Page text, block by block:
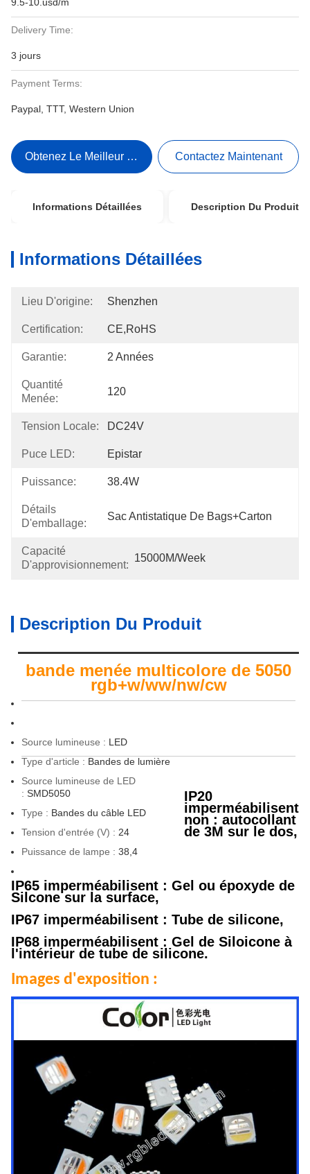
Delivery Time:
3 jours
Payment Terms:
Paypal, TTT, Western Union
Obtenez Le Meilleur Prix Contactez Maintenant
Informations Détaillées Description Du Produit
Informations Détaillées
Lieu D'origine: Shenzhen
Certification: CE,RoHS
Garantie: 2 Années
Quantité
Menée:
120
Tension Locale: DC24V
Puce LED: Epistar
Puissance: 38.4W
Détails
D'emballage:
Sac Antistatique De Bags+carton
Capacité
D'approvisionnement:
15000M/week
Description Du Produit
bande menée multicolore de 5050
rgb+w/ww/nw/cw
Source lumineuse : LED
Type d'article : Bandes de lumière
Source lumineuse de LED
: SMD5050
Type : Bandes du câble LED
Tension d'entrée (V) : 24
Puissance de lampe : 38,4
IP20
imperméabilisent
non : autocollant
de 3M sur le dos,
IP65 imperméabilisent : Gel ou époxyde de
Silcone sur la surface,
IP67 imperméabilisent : Tube de silicone,
IP68 imperméabilisent : Gel de Siloicone à
l'intérieur de tube de silicone.
Images d'exposition :